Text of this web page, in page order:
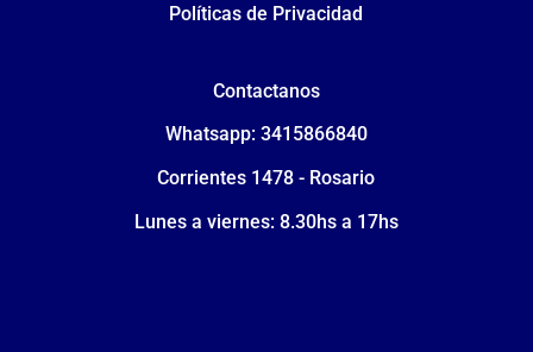
Políticas de Privacidad
Contactanos
Whatsapp: 3415866840
Corrientes 1478 - Rosario
Lunes a viernes: 8.30hs a 17hs